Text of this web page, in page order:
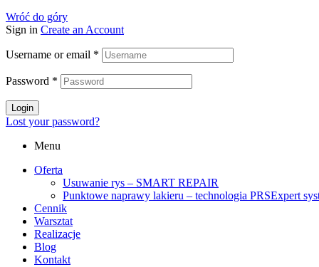
Wróć do góry
Sign in Create an Account
Username or email *
Password *
Login
Lost your password?
Menu
Oferta
Usuwanie rys – SMART REPAIR
Punktowe naprawy lakieru – technologia PRSExpert
Cennik
Warsztat
Realizacje
Blog
Kontakt